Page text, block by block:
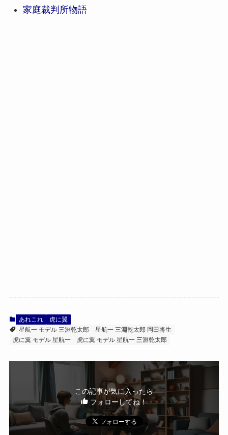
家庭裁判所物語
あれこれ
虎に翼
星航一 モデル 三淵乾太郎
星航一 三淵乾太郎 岡田将生
虎に翼 モデル 星航一
虎に翼 モデル 星航一 三淵乾太郎
この記事が気に入ったら
フォローしてね！